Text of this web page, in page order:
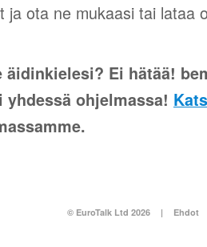
ja ota ne mukaasi tai lataa
äidinkielesi? Ei hätää!
ohjelmassa!
© EuroTalk Ltd 2026 | Ehdot